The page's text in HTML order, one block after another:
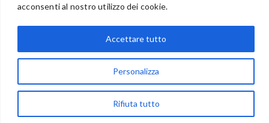
acconsenti al nostro utilizzo dei cookie.
Personalizza
Rifiuta tutto
Accettare tutto
83024 Monteforte Irpino (AV)
info@ideepercreare.it